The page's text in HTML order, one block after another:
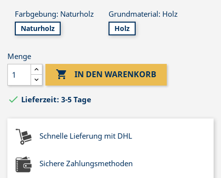
Farbgebung: Naturholz
Naturholz
Grundmaterial: Holz
Holz
Menge
 IN DEN WARENKORB
 Lieferzeit: 3-5 Tage
Schnelle Lieferung mit DHL
Sichere Zahlungsmethoden